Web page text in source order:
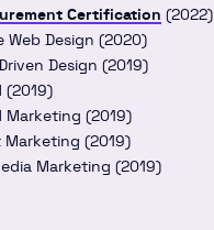
Certification (2022)
Web Design (2020)
Design (2019)
(2019)
(2019)
(2019)
Marketing (2019)